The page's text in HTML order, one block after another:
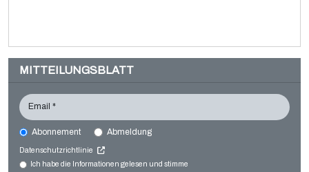
Film extrusion lines
MITTEILUNGSBLATT
Email *
Abonnement Abmeldung
Datenschutzrichtlinie
Ich habe die Informationen gelesen und stimme